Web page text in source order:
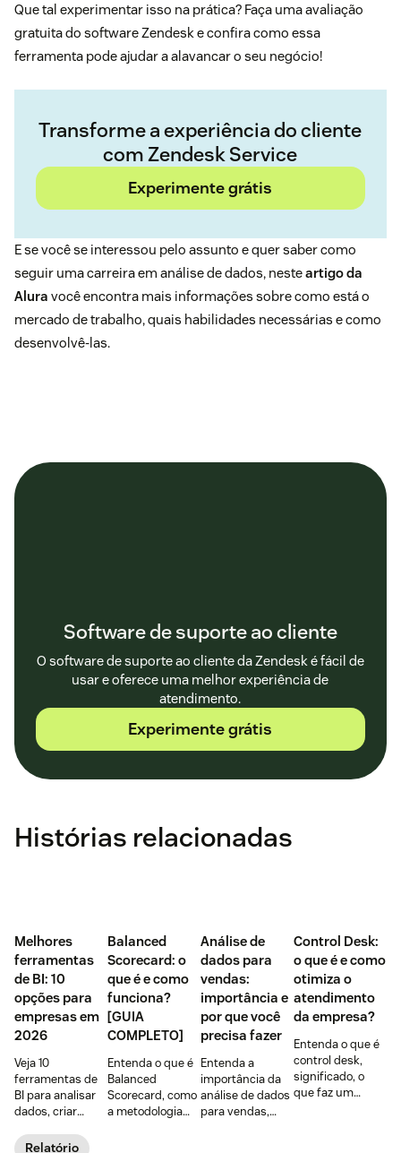
Que tal experimentar isso na prática? Faça umaavaliação
gratuita do software Zendeske confira como essa
ferramenta pode ajudar a alavancar o seu negócio!
Transforme a experiência do cliente
com Zendesk Service
Experimente grátis
E se você se interessou pelo assunto e quer saber como
seguir uma carreira em análise de dados, nesteartigo da
Alura você encontra mais informações sobre como está o
mercado de trabalho, quais habilidades necessárias e como
desenvolvê-las.
Software de suporte ao cliente
O software de suporte ao cliente da Zendesk é fácil de
usar e oferece uma melhor experiência de
atendimento.
Experimente grátis
Histórias relacionadas
Melhores
ferramentas
de BI: 10
opções para
empresas em
2026
Veja 10
ferramentas de
BI para analisar
dados, criar
melhorar
Relatório
Balanced
Scorecard: o
que é e como
funciona?
[GUIA
COMPLETO]
Entenda o que é
Balanced
Scorecard, como
a metodologia
Análise de
dados para
vendas:
importância e
por que você
precisa fazer
Entenda a
importância da
análise de dados
para vendas,
Control Desk:
o que é e como
otimiza o
atendimento
da empresa?
Entenda o que é
control desk,
significado, o
que faz um